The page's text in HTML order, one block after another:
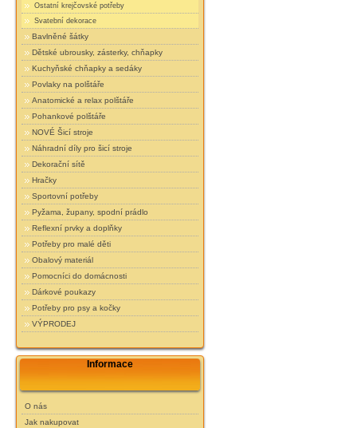
Ostatní krejčovské potřeby
Svatební dekorace
Bavlněné šátky
Dětské ubrousky, zásterky, chňapky
Kuchyňské chňapky a sedáky
Povlaky na polštáře
Anatomické a relax polštáře
Pohankové polštáře
NOVÉ Šicí stroje
Náhradní díly pro šicí stroje
Dekorační sítě
Hračky
Sportovní potřeby
Pyžama, župany, spodní prádlo
Reflexní prvky a doplňky
Potřeby pro malé děti
Obalový materiál
Pomocníci do domácnosti
Dárkové poukazy
Potřeby pro psy a kočky
VÝPRODEJ
Informace
O nás
Jak nakupovat